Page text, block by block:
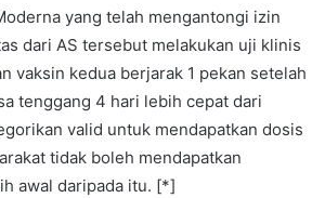
yang telah mengantongi izin
dari AS tersebut melakukan uji klinis
vaksin kedua berjarak 1 pekan setelah
tenggang 4 hari lebih cepat dari
valid untuk mendapatkan dosis
tidak boleh mendapatkan
awal daripada itu. [*]